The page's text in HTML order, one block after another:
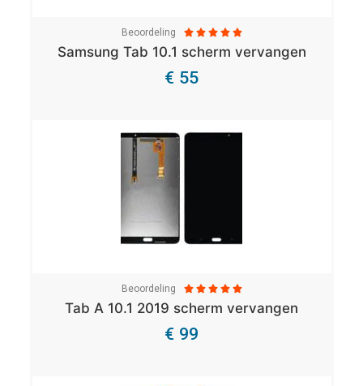
Beoordeling     
Samsung Tab 10.1 scherm vervangen
€ 55
Bekijk Details
Beoordeling     
Tab A 10.1 2019 scherm vervangen
€ 99
Bekijk Details